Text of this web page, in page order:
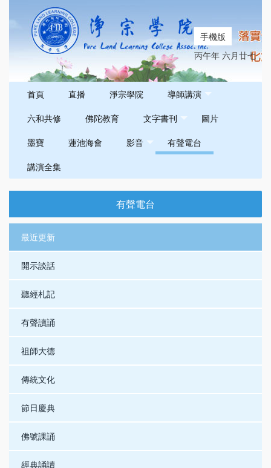
手機版
丙午年 六月廿七
首頁 直播 淨宗學院
導師講演
六和共修
佛陀教育 文字書刊
圖片
墨寶
蓮池海會 影音
有聲電台
講演全集
有聲電台
最近更新
開示談話
聽經札記
有聲讀誦
祖師大德
傳統文化
節日慶典
佛號課誦
經典誦讀